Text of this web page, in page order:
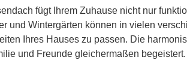
fügt Ihrem Zuhause nicht nur
und Wintergärten können in vielen
Ihres Hauses zu passen. Die
und Freunde gleichermaßen begeistert.